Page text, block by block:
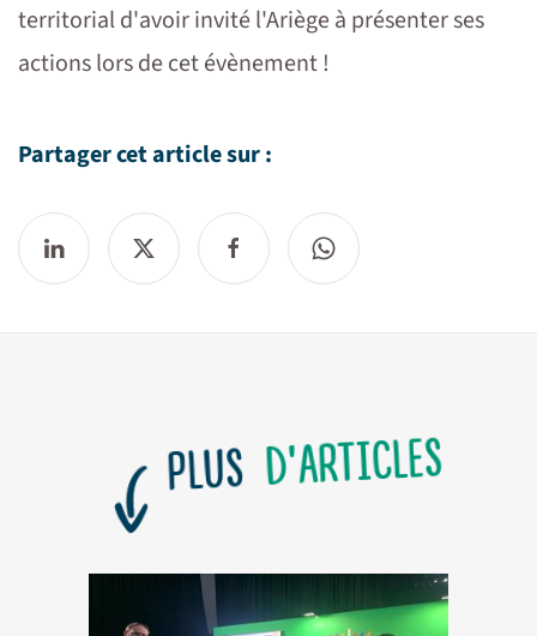
territorial d'avoir invité l'Ariège à présenter ses
actions lors de cet évènement !
Partager cet article sur :
PLUSD'ARTICLES